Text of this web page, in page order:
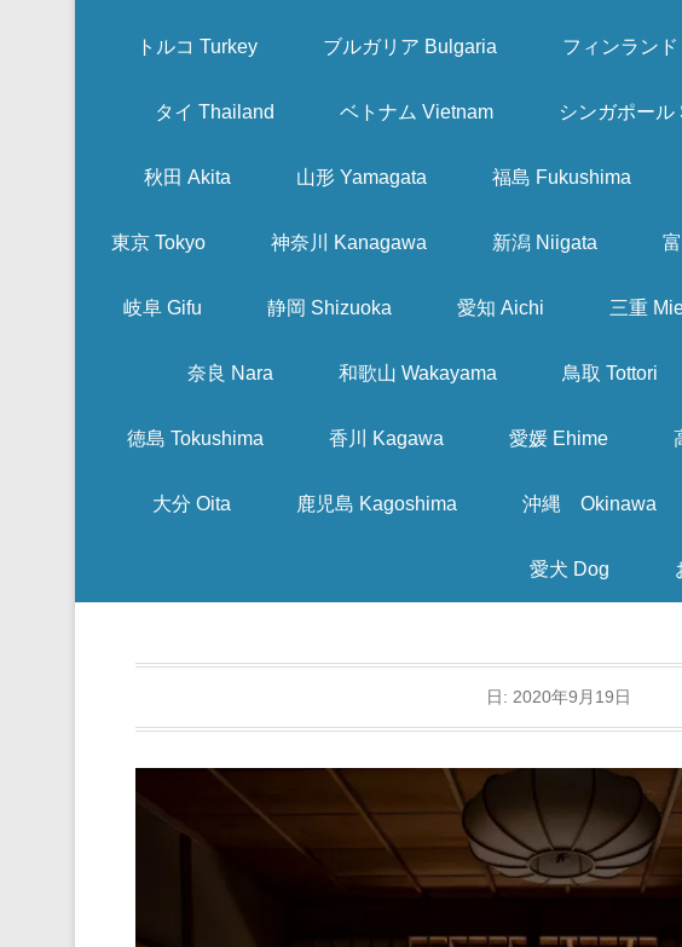
トルコ Turkey ブルガリア Bulgaria フィンラン
タイ Thailand ベトナム Vietnam シンガポール
秋田 Akita 山形 Yamagata 福島 Fukushima
東京 Tokyo 神奈川 Kanagawa 新潟 Niigata
岐阜 Gifu 静岡 Shizuoka 愛知 Aichi 三重
奈良 Nara 和歌山 Wakayama 鳥取 Tottori
徳島 Tokushima 香川 Kagawa 愛媛 Ehime
大分 Oita 鹿児島 Kagoshima 沖縄 Okinawa
愛犬 Dog
日: 2020年9月19日